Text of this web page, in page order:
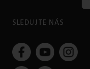
SLEDUJTE NÁS